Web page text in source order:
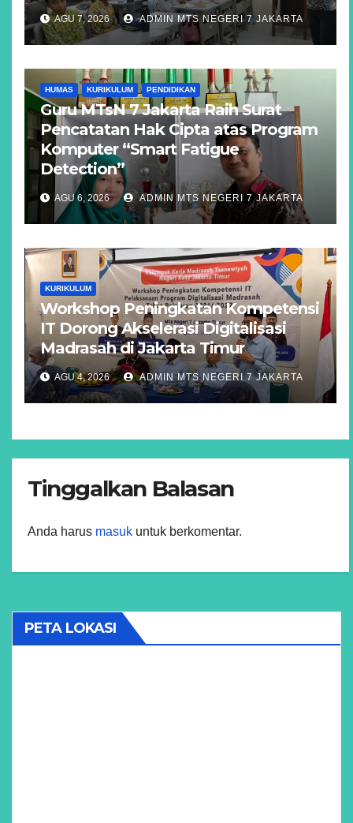
AGU 7, 2026 ADMIN MTS NEGERI 7 JAKARTA
HUMAS KURIKULUM PENDIDIKAN
Guru MTsN 7 Jakarta Raih Surat
Pencatatan Hak Cipta atas Program
Komputer “Smart Fatigue
Detection”
AGU 6, 2026 ADMIN MTS NEGERI 7 JAKARTA
KURIKULUM
Workshop Peningkatan Kompetensi
IT Dorong Akselerasi Digitalisasi
Madrasah di Jakarta Timur
AGU 4, 2026 ADMIN MTS NEGERI 7 JAKARTA
Tinggalkan Balasan
Anda harus masuk untuk berkomentar.
PETA LOKASI